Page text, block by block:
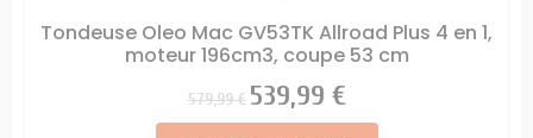
Tondeuse Oleo Mac GV53TK Allroad Plus 4 en 1,
moteur 196cm3, coupe 53 cm
Prix
579,99 € Prix
539,99 €